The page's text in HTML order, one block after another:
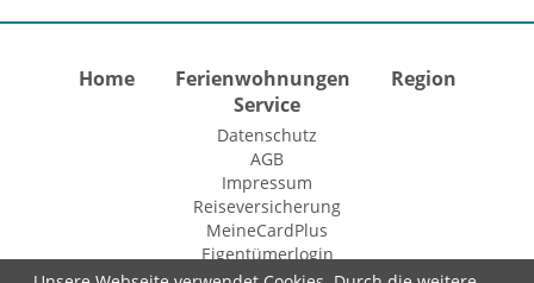
Home Ferienwohnungen
Region
Service
Datenschutz
AGB
Impressum
Reiseversicherung
MeineCardPlus
Eigentümerlogin